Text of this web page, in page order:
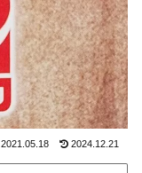
2021.05.18 2024.12.21